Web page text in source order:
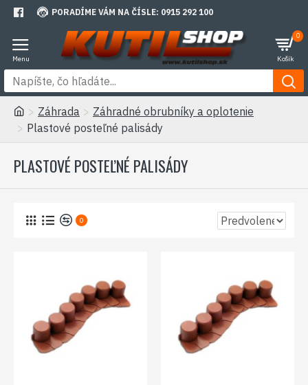
PORADÍME VÁM NA ČÍSLE: 0915 292 100
0
Záhrada
Záhradné obrubníky a oplotenie
Plastové posteľné palisády
PLASTOVÉ POSTEĽNÉ PALISÁDY
0